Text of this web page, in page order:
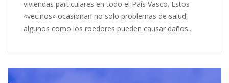
viviendas particulares en todo el País Vasco. Estos
«vecinos» ocasionan no solo problemas de salud,
algunos como los roedores pueden causar daños...